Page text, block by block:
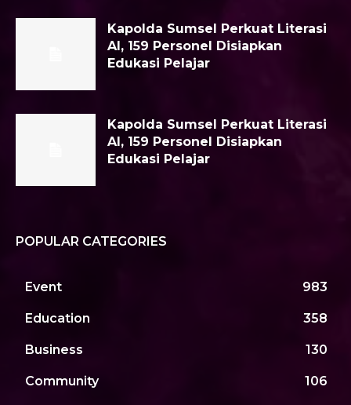
Kapolda Sumsel Perkuat Literasi
AI, 159 Personel Disiapkan
Edukasi Pelajar
Kapolda Sumsel Perkuat Literasi
AI, 159 Personel Disiapkan
Edukasi Pelajar
POPULAR CATEGORIES
Event 983
Education 358
Business 130
Community 106